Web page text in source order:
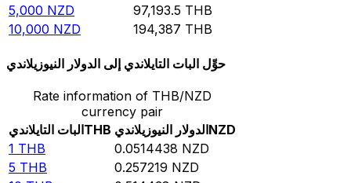
5,000 NZD 97,193.5 THB
10,000 NZD 194,387 THB
حوِّل البات التايلاندي إلى الدولار النيوزيلاندي
Rate information of THB/NZD
currency pair
البات التايلانديTHB الدولار النيوزيلانديNZD
1 THB 0.0514438 NZD
5 THB 0.257219 NZD